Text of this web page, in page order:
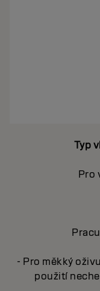
Typ
Pro
- Pro měkký
použití